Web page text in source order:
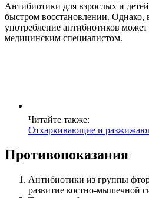
Антибиотики для взрослых и
быстром восстановлении. Однако,
употребление антибиотиков
медицинским специалистом.
Читайте также:
Отхаркивающие и
Противопоказания
Антибиотики из группы
развитие костно-мышечной